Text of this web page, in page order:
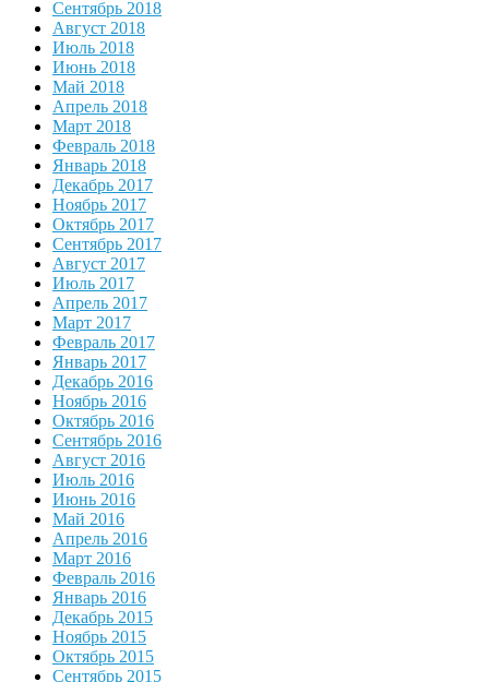
Сентябрь 2018
Август 2018
Июль 2018
Июнь 2018
Май 2018
Апрель 2018
Март 2018
Февраль 2018
Январь 2018
Декабрь 2017
Ноябрь 2017
Октябрь 2017
Сентябрь 2017
Август 2017
Июль 2017
Апрель 2017
Март 2017
Февраль 2017
Январь 2017
Декабрь 2016
Ноябрь 2016
Октябрь 2016
Сентябрь 2016
Август 2016
Июль 2016
Июнь 2016
Май 2016
Апрель 2016
Март 2016
Февраль 2016
Январь 2016
Декабрь 2015
Ноябрь 2015
Октябрь 2015
Сентябрь 2015